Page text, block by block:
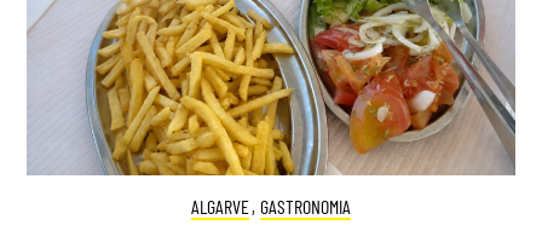
ALGARVE, GASTRONOMIA